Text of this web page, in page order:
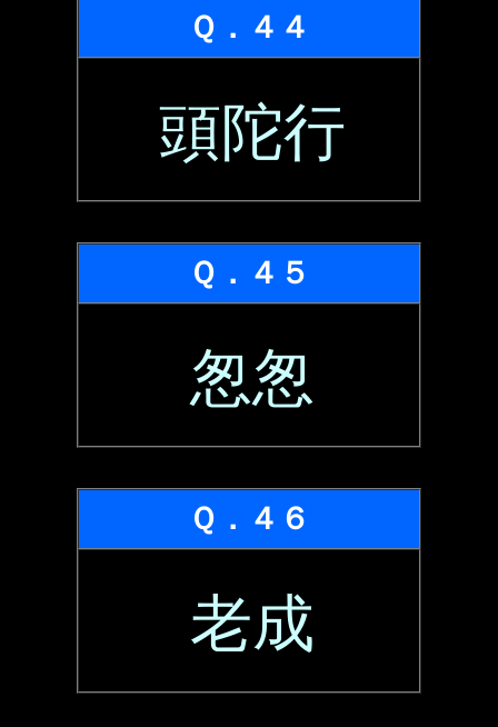
Ｑ．４４
頭陀行
Ｑ．４５
怱怱
Ｑ．４６
老成